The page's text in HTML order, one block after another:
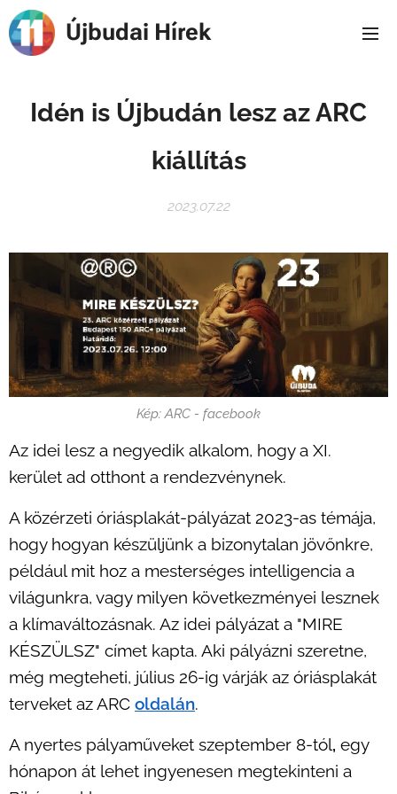
Újbudai Hírek
Idén is Újbudán lesz az ARC
kiállítás
2023.07.22
Kép: ARC - facebook
Az idei lesz a negyedik alkalom, hogy a XI.
kerület ad otthont a rendezvénynek.
A közérzeti óriásplakát-pályázat 2023-as témája,
hogy hogyan készüljünk a bizonytalan jövőnkre,
például mit hoz a mesterséges intelligencia a
világunkra, vagy milyen következményei lesznek
a klímaváltozásnak. Az idei pályázat a "MIRE
KÉSZÜLSZ" címet kapta. Aki pályázni szeretne,
még megteheti, július 26-ig várják az óriásplakát
terveket az ARC oldalán.
A nyertes pályaműveket szeptember 8-tól, egy
hónapon át lehet ingyenesen megtekinteni a